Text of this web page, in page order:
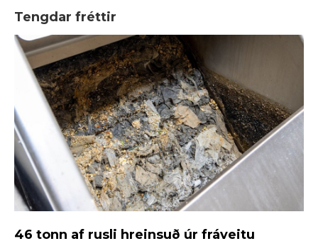
Tengdar fréttir
46 tonn af rusli hreinsuð úr fráveitu